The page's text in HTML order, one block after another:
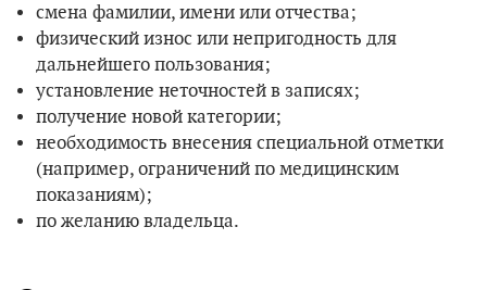
смена фамилии, имени или отчества;
физический износ или непригодность для
дальнейшего пользования;
установление неточностей в записях;
получение новой категории;
необходимость внесения специальной отметки
(например, ограничений по медицинским
показаниям);
по желанию владельца.